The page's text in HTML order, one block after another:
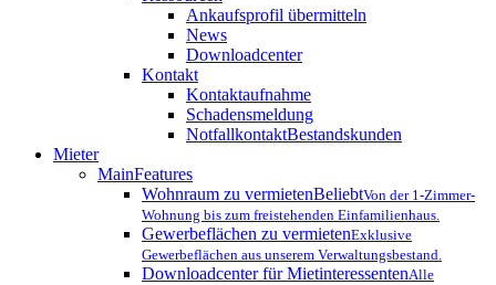
Ankaufsprofil übermitteln
News
Downloadcenter
Kontakt
Kontaktaufnahme
Schadensmeldung
NotfallkontaktBestandskunden
Mieter
MainFeatures
Wohnraum zu vermietenBeliebtVon der 1-Zimmer-
Wohnung bis zum freistehenden Einfamilienhaus.
Gewerbeflächen zu vermietenExklusive
Gewerbeflächen aus unserem Verwaltungsbestand.
Downloadcenter für MietinteressentenAlle